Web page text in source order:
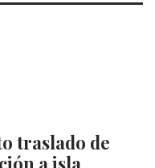
traslado de
a isla